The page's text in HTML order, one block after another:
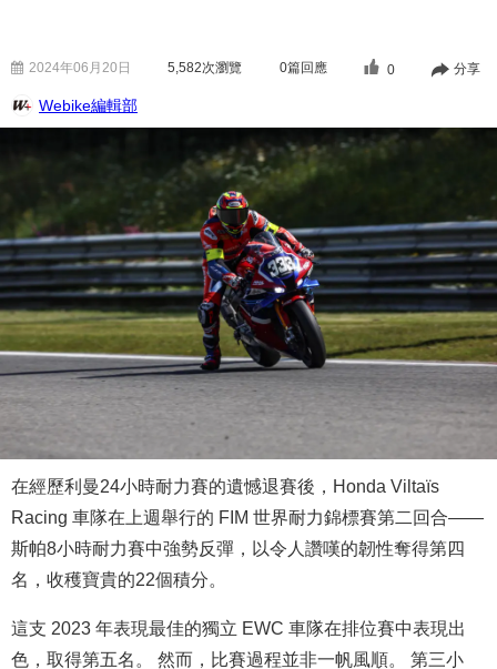
2024年06月20日 5,582次瀏覽 0篇回應 0 分享
Webike編輯部
在經歷利曼24小時耐力賽的遺憾退賽後，Honda Viltaïs
Racing 車隊在上週舉行的 FIM 世界耐力錦標賽第二回合——
斯帕8小時耐力賽中強勢反彈，以令人讚嘆的韌性奪得第四
名，收穫寶貴的22個積分。
這支 2023 年表現最佳的獨立 EWC 車隊在排位賽中表現出
色，取得第五名。 然而，比賽過程並非一帆風順。 第三小